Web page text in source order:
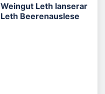
Weingut Leth lanserar
Leth Beerenauslese